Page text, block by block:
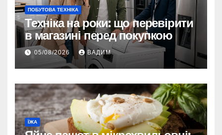
ПОБУТОВА ТЕХНІКА
Техніка на роки: що перевірити
в магазині перед покупкою
05/08/2026 ВАДИМ
ЇЖА